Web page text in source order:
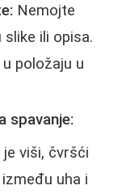
Nemojte
ili opisa.
položaju u
spavanje:
viši, čvršći
uha i